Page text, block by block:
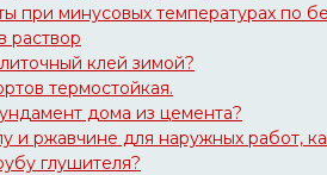
при минусовых температурах по
раствор
клей зимой?
термостойкая.
дома из цемента?
и ржавчине для наружных работ,
глушителя?